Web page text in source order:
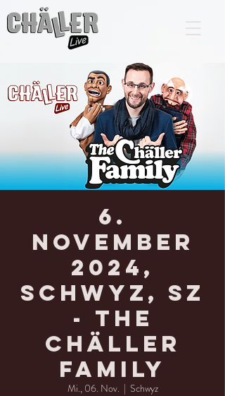
6.
November
2024,
SCHWYZ, SZ
- The
Chäller
Family
Mi., 06. Nov.
  |
Schwyz